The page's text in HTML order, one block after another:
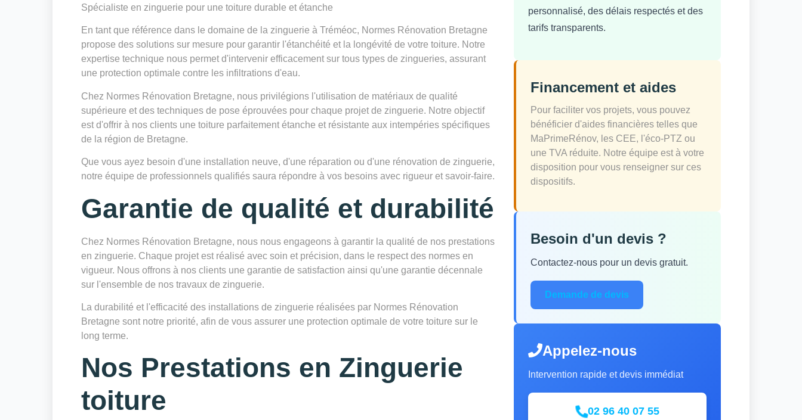
Spécialiste en zinguerie pour une toiture durable et étanche
En tant que référence dans le domaine de la zinguerie à Tréméoc, Normes Rénovation Bretagne
propose des solutions sur mesure pour garantir l'étanchéité et la longévité de votre toiture. Notre
expertise technique nous permet d'intervenir efficacement sur tous types de zingueries, assurant
une protection optimale contre les infiltrations d'eau.
Chez Normes Rénovation Bretagne, nous privilégions l'utilisation de matériaux de qualité
supérieure et des techniques de pose éprouvées pour chaque projet de zinguerie. Notre objectif
est d'offrir à nos clients une toiture parfaitement étanche et résistante aux intempéries spécifiques
de la région de Bretagne.
Que vous ayez besoin d'une installation neuve, d'une réparation ou d'une rénovation de zinguerie,
notre équipe de professionnels qualifiés saura répondre à vos besoins avec rigueur et savoir-faire.
Garantie de qualité et durabilité
Chez Normes Rénovation Bretagne, nous nous engageons à garantir la qualité de nos prestations
en zinguerie. Chaque projet est réalisé avec soin et précision, dans le respect des normes en
vigueur. Nous offrons à nos clients une garantie de satisfaction ainsi qu'une garantie décennale
sur l'ensemble de nos travaux de zinguerie.
La durabilité et l'efficacité des installations de zinguerie réalisées par Normes Rénovation
Bretagne sont notre priorité, afin de vous assurer une protection optimale de votre toiture sur le
long terme.
Nos Prestations en Zinguerie
toiture
personnalisé, des délais respectés et des
tarifs transparents.
Financement et aides
Pour faciliter vos projets, vous pouvez
bénéficier d'aides financières telles que
MaPrimeRénov, les CEE, l'éco-PTZ ou
une TVA réduite. Notre équipe est à votre
disposition pour vous renseigner sur ces
dispositifs.
Besoin d'un devis ?
Contactez-nous pour un devis gratuit.
Demande de devis
Appelez-nous
Intervention rapide et devis immédiat
02 96 40 07 55